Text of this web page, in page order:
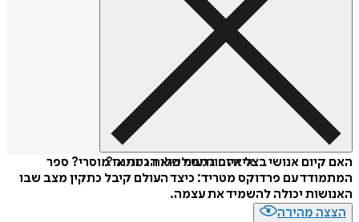
איזה פורמט לשלוח כמתנה?
האם קיום אנושי בצל איום גרעיני הוא הגיוני או מוסרי? ספר
המתמודד עם פרדוקס מטריד: כיצד העולם קיבל כתקין מצב שבו
האנושות יכולה להשמיד את עצמה.
הצצה מהירה